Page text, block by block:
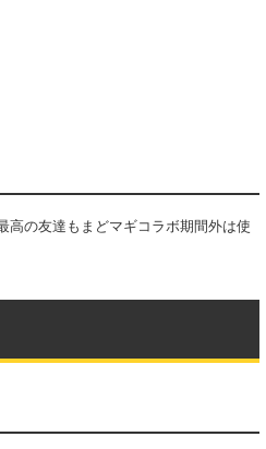
高の友達もまどマギコラボ期間外は使